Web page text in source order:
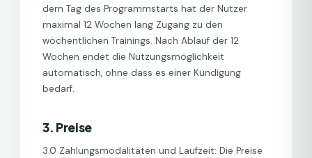
dem Tag des Programmstarts hat der Nutzer
maximal 12 Wochen lang Zugang zu den
wöchentlichen Trainings. Nach Ablauf der 12
Wochen endet die Nutzungsmöglichkeit
automatisch, ohne dass es einer Kündigung
bedarf.
3. Preise
3.0 Zahlungsmodalitäten und Laufzeit: Die Preise